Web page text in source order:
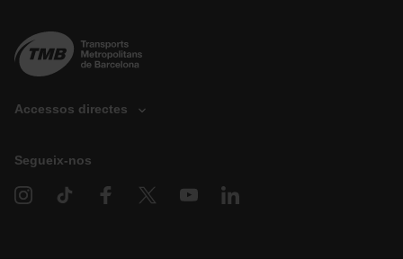
Accessos directes
D
n
Segueix-nos